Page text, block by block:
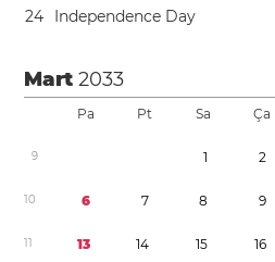
24 Independence Day
Mart2033
Pa Pt Sa Ça
9 1 2
10 6 7 8 9
11 13 14 15 16